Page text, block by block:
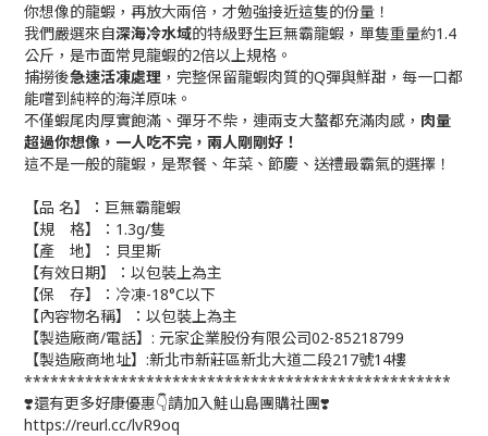
你想像的龍蝦，再放大兩倍，才勉強接近這隻的份量！
我們嚴選來自深海冷水域的特級野生巨無霸龍蝦，單隻重量約1.4
公斤，是市面常見龍蝦的2倍以上規格。
捕撈後急速活凍處理 ，完整保留龍蝦肉質的Q彈與鮮甜，每一口都
能嚐到純粹的海洋原味。
不僅蝦尾肉厚實飽滿、彈牙不柴，連兩支大螯都充滿肉感， 肉量
超過你想像，一人吃不完，兩人剛剛好！
這不是一般的龍蝦，是聚餐、年菜、節慶、送禮最霸氣的選擇！
【品 名】：巨無霸龍蝦
【規 格】：1.3g/隻
【產 地】：貝里斯
【有效日期】：以包裝上為主
【保 存】：冷凍-18°C以下
【內容物名稱】：以包裝上為主
【製造廠商/電話】: 元家企業股份有限公司02-85218799
【製造廠商地址】:新北市新莊區新北大道二段217號14樓
*************************************************
❣️還有更多好康優惠👇請加入鮭山島團購社團❣️
https://reurl.cc/lvR9oq